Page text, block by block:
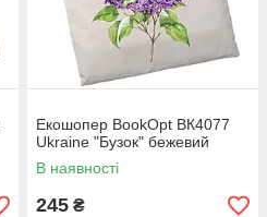
Екошопер BookOpt ВК4077
Ukraine "Бузок" бежевий
В наявності
245 ₴